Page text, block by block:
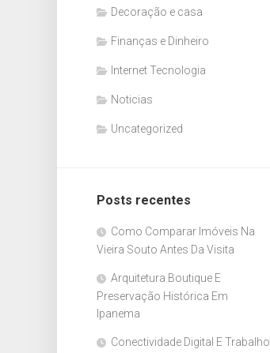
Decoração e casa
Finanças e Dinheiro
Internet Tecnologia
Noticias
Uncategorized
Posts recentes
Como Comparar Imóveis Na
Vieira Souto Antes Da Visita
Arquitetura Boutique E
Preservação Histórica Em
Ipanema
Conectividade Digital E Trabalho